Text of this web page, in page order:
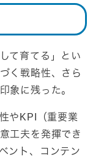
て育てる」とい
く戦略性、さら
象に残った。
やKPI（重要業
工夫を発揮でき
ント、コンテン